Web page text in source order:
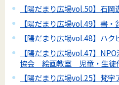
【陽だまり広場vol.50】石岡
【陽だまり広場vol.49】書・
【陽だまり広場vol.48】ハ
【陽だまり広場vol.47】
協会 絵画教室 児童・生徒
【陽だまり広場vol.25】梵字